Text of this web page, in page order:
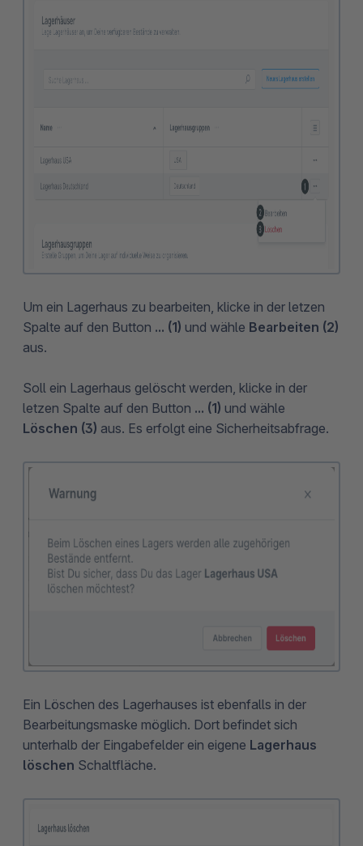
Um ein Lagerhaus zu bearbeiten, klicke in der letzen
Spalte auf den Button ... (1) und wähle Bearbeiten (2)
aus.
Soll ein Lagerhaus gelöscht werden, klicke in der
letzen Spalte auf den Button ... (1) und wähle
Löschen (3) aus. Es erfolgt eine Sicherheitsabfrage.
Ein Löschen des Lagerhauses ist ebenfalls in der
Bearbeitungsmaske möglich. Dort befindet sich
unterhalb der Eingabefelder ein eigene Lagerhaus
löschen Schaltfläche.